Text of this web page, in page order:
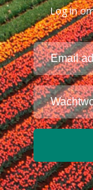
Log in